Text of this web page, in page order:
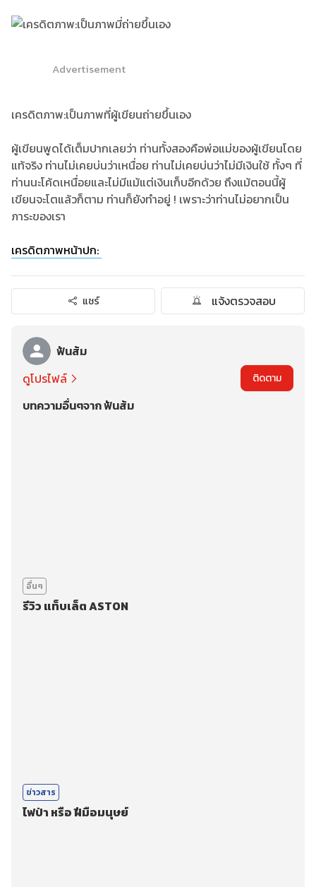
Advertisement
เครดิตภาพ:เป็นภาพที่ผู้เขียนถ่ายขึ้นเอง
ผู้เขียนพูดได้เต็มปากเลยว่า ท่านทั้งสองคือพ่อแม่ของผู้เขียนโดย
แท้จริง ท่านไม่เคยบ่นว่าเหนื่อย ท่านไม่เคยบ่นว่าไม่มีเงินใช้ ทั้งๆ ที่
ท่านนะโค้ดเหนื่อยและไม่มีแม้แต่เงินเก็บอีกด้วย ถึงแม้ตอนนี้ผู้
เขียนจะโตแล้วก็ตาม ท่านก็ยังทำอยู่ ! เพราะว่าท่านไม่อยากเป็น
ภาระของเรา
เครดิตภาพหน้าปก:
แชร์ แจ้งตรวจสอบ
ฟันส้ม
ดูโปรไฟล์
ติดตาม
บทความอื่นๆจาก ฟันส้ม
อื่นๆ
รีวิว แท็บเล็ต ASTON
ข่าวสาร
ไฟป่า หรือ ฝีมือมนุษย์